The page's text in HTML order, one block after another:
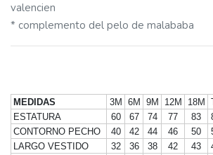
valencien
* complemento del pelo de malababa
MEDIDAS 3M 6M 9M 12M 18M
ESTATURA
60 67 74 77 83
CONTORNO PECHO
40 42 44 46 50
LARGO VESTIDO
32 36 38 42 43